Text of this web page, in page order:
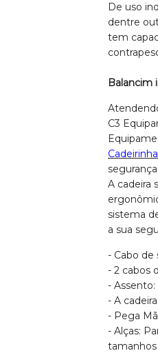
De uso
dentre
tem
Balancim
C3
A cadeira
sistema
a sua
- Cabo de
- 2 cabos
-
- A
- Pega
- Alças:
tamanhos